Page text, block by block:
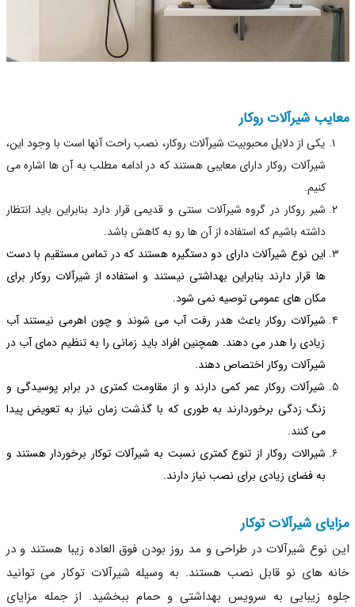
شیرآلات روکار
یکی از دلایل محبوبیت شیرآلات روکار، نصب راحت آنها است با وجود این،
شیرآلات روکار دارای معایبی هستند که در ادامه مطلب به آن ها اشاره می
کنیم.
شیر روکار در گروه شیرآلات سنتی و قدیمی قرار دارد بنابراین باید انتظار
داشته باشیم که استفاده از آن ها رو به کاهش باشد.
این نوع شیرآلات دارای دو دستگیره هستند که در تماس مستقیم با دست
ها قرار دارند بنابراین بهداشتی نیستند و استفاده از شیرآلات روکار برای
مکان های عمومی توصیه نمی شود.
شیرآلات روکار باعث هدر رفت آب می شوند و چون اهرمی نیستند آب
زیادی را هدر می دهند. همچنین افراد باید زمانی را به تنظیم دمای آب در
شیرآلات روکار اختصاص دهند.
شیرآلات روکار عمر کمی دارند و از مقاومت کمتری در برابر پوسیدگی و
زنگ زدگی برخوردارند به طوری که با گذشت زمان نیاز به تعویض پیدا
می کنند.
شیرالات روکار از تنوع کمتری نسبت به شیرآلات توکار برخوردار هستند و
به فضای زیادی برای نصب نیاز دارند.
شیرآلات توکار
نوع شیرآلات در طراحی و مد روز بودن فوق العاده زیبا هستند و در
های نو قابل نصب هستند. به وسیله شیرآلات توکار می توانید
زیبایی به سرویس بهداشتی و حمام ببخشید. از جمله مزایای